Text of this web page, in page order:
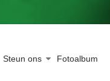
Steun ons Fotoalbum